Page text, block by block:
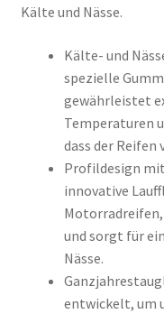
Kälte und Nässe.
Kälte- und
spezielle
gewährleistet
Temperaturen
dass der Reifen
Profildesign
innovative
und sorgt für
Nässe.
entwickelt, um